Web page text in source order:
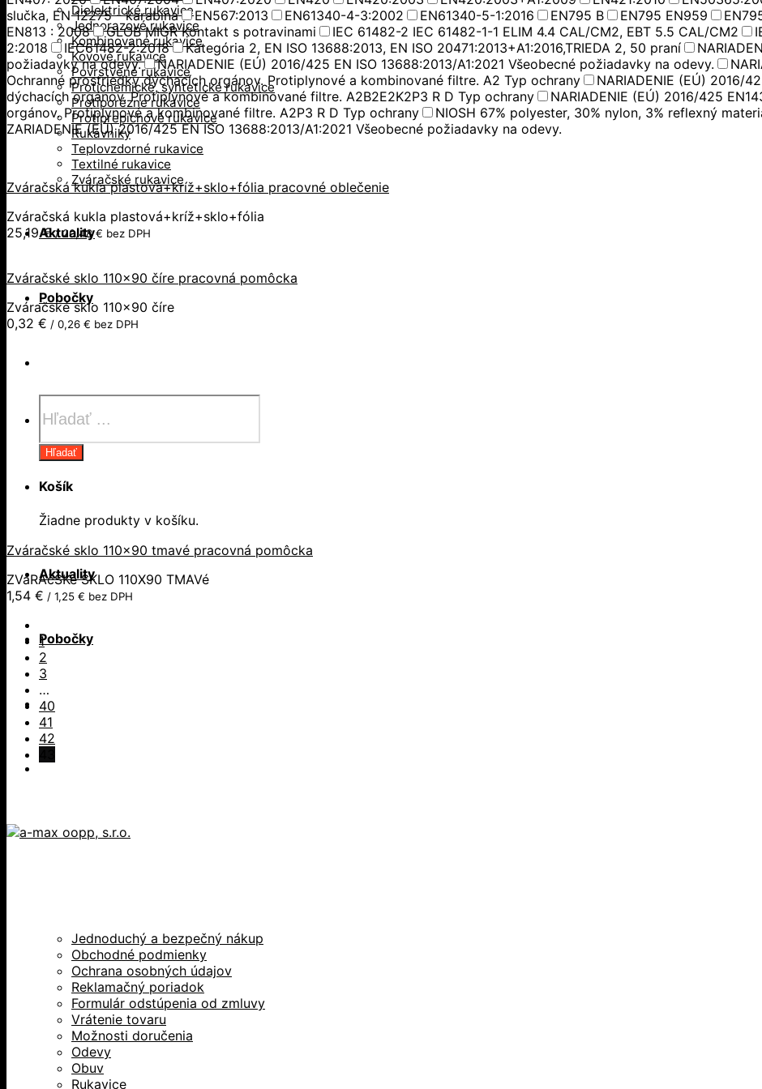
Dielektrické rukavice
Jednorazové rukavice
Kombinované rukavice
Kovové rukavice
Povrstvené rukavice
Protichemické, syntetické rukavice
Protiporézne rukavice
Protiprepichové rukavice
Rukávniky
Teplovzdorné rukavice
Textilné rukavice
Zváračské rukavice
Aktuality
Pobočky
search
Hľadať
Košík
Žiadne produkty v košíku.
Aktuality
Pobočky
slučka, EN 12275 - karabína
EN567:2013 EN61340-4-3:2002 EN61340-5-1:2016 EN795 B EN795 EN959
EN813 : 2008
GLOB MIGR Kontakt s potravinami IEC 61482-2 IEC 61482-1-1 ELIM 4.4 CAL/CM2, EBT 5.5 CAL/CM2
2:2018
IEC61482-2:2018 Kategória 2, EN ISO 13688:2013, EN ISO 20471:2013+A1:2016,TRIEDA 2, 50 praní
požiadavky na odevy.
NARIADENIE (EÚ) 2016/425 EN ISO 13688:2013/A1:2021 Všeobecné požiadavky na odevy.
Ochranné prostriedky dýchacích orgánov. Protiplynové a kombinované filtre. A2 Typ ochrany
NARIADENIE (EÚ) 2016/
dýchacích orgánov. Protiplynové a kombinované filtre. A2B2E2K2P3 R D Typ ochrany
NARIADENIE (EÚ) 2016/425
orgánov. Protiplynové a kombinované filtre. A2P3 R D Typ ochrany
NIOSH 67% polyester, 30% nylon, 3% reflexný
ZARIADENIE (EÚ) 2016/425 EN ISO 13688:2013/A1:2021 Všeobecné požiadavky na odevy.
Zváračská kukla plastová+kríž+sklo+fólia pracovné oblečenie
Zváračská kukla plastová+kríž+sklo+fólia
25,19€/20,48€ bez DPH
Zváračské sklo 110×90 číre pracovná pomôcka
Zváračské sklo 110x90 číre
0,32 € / 0,26 € bez DPH
Zváračské sklo 110×90 tmavé pracovná pomôcka
ZVáRAčSKé SKLO 110X90 TMAVé
1,54 € / 1,25 € bez DPH
1
2
3
…
40
41
42
Jednoduchý a bezpečný nákup
Obchodné podmienky
Ochrana osobných údajov
Reklamačný poriadok
Formulár odstúpenia od zmluvy
Vrátenie tovaru
Možnosti doručenia
Odevy
Obuv
Rukavice